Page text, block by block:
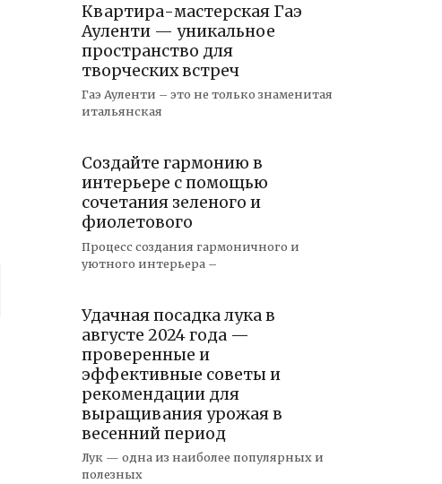
Квартира-мастерская Гаэ
Ауленти — уникальное
пространство для
творческих встреч
Гаэ Ауленти – это не только знаменитая
итальянская
Создайте гармонию в
интерьере с помощью
сочетания зеленого и
фиолетового
Процесс создания гармоничного и
уютного интерьера –
Удачная посадка лука в
августе 2024 года —
проверенные и
эффективные советы и
рекомендации для
выращивания урожая в
весенний период
Лук — одна из наиболее популярных и
полезных